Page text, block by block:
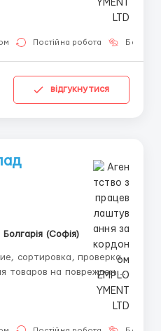
МИРОМ ВСЕ СТРАНЫ
📲
Telegram:@Vitali_Novikovs ...
Постійна робота Без
відгукнутися
Болгарія (Софія)
внутреннего